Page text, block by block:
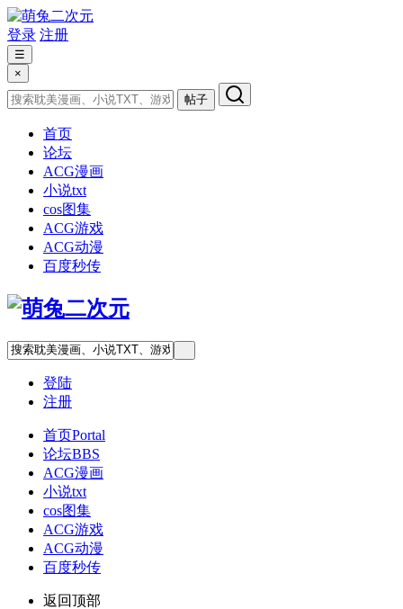
登录 注册
☰
×
帖子
首页
论坛
ACG漫画
小说txt
cos图集
ACG游戏
ACG动漫
百度秒传
登陆
注册
首页Portal
论坛BBS
ACG漫画
小说txt
cos图集
ACG游戏
ACG动漫
百度秒传
返回顶部